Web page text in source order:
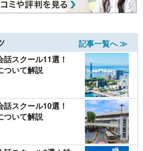
記事一覧へ ≫
スクール11選！
ついて解説
スクール10選！
ついて解説